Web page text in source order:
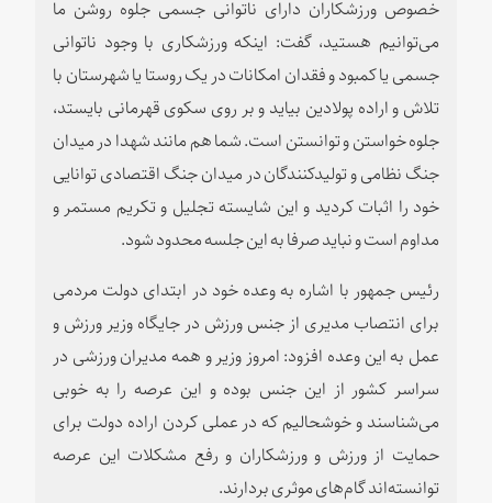
خصوص ورزشکاران دارای ناتوانی جسمی جلوه روشن ما
می‌توانیم هستید، گفت: اینکه ورزشکاری با وجود ناتوانی
جسمی یا کمبود و فقدان امکانات در یک روستا یا شهرستان با
تلاش و اراده پولادین بیاید و بر روی سکوی قهرمانی بایستد،
جلوه خواستن و توانستن است.شما هم مانند شهدا در میدان
جنگ نظامی و تولیدکنندگان در میدان جنگ اقتصادی توانایی
خود را اثبات کردید و این شایسته تجلیل و تکریم مستمر و
مداوم است و نباید صرفا به این جلسه محدود شود.
رئیس جمهور با اشاره به وعده خود در ابتدای دولت مردمی
برای انتصاب مدیری از جنس ورزش در جایگاه وزیر ورزش و
عمل به این وعده افزود: امروز وزیر و همه مدیران ورزشی در
سراسر کشور از این جنس بوده و این عرصه را به خوبی
می‌شناسند و خوشحالیم که در عملی کردن اراده دولت برای
حمایت از ورزش و ورزشکاران و رفع مشکلات این عرصه
توانسته‌اند گام‌های موثری بردارند.